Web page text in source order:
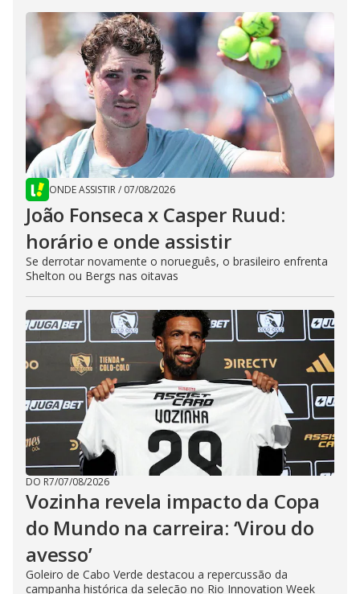
ONDE ASSISTIR/ 07/08/2026
João Fonseca x Casper Ruud:
horário e onde assistir
Se derrotar novamente o norueguês, o brasileiro enfrenta
Shelton ou Bergs nas oitavas
DO R7/07/08/2026
Vozinha revela impacto da Copa
do Mundo na carreira: ‘Virou do
avesso’
Goleiro de Cabo Verde destacou a repercussão da
campanha histórica da seleção no Rio Innovation Week